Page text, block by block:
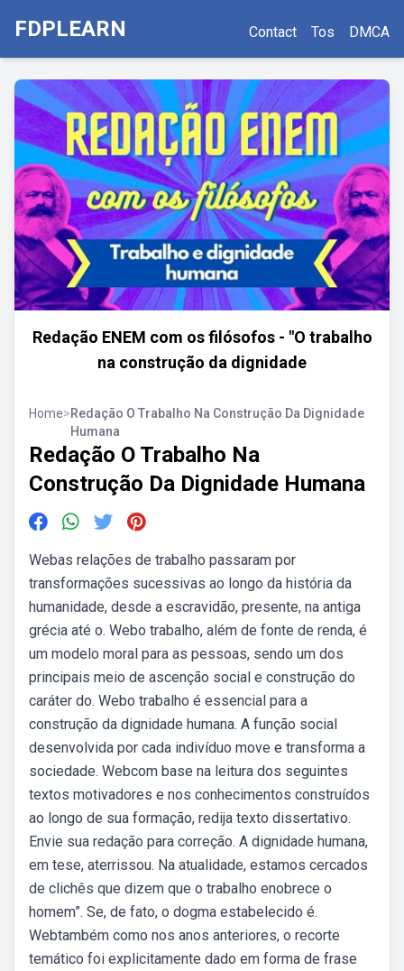
FDPLEARN Contact Tos DMCA
Redação ENEM com os filósofos - "O trabalho
na construção da dignidade
Home>Redação O Trabalho Na Construção Da Dignidade
Humana
Redação O Trabalho Na
Construção Da Dignidade Humana
Webas relações de trabalho passaram por
transformações sucessivas ao longo da história da
humanidade, desde a escravidão, presente, na antiga
grécia até o. Webo trabalho, além de fonte de renda, é
um modelo moral para as pessoas, sendo um dos
principais meio de ascenção social e construção do
caráter do. Webo trabalho é essencial para a
construção da dignidade humana. A função social
desenvolvida por cada indivíduo move e transforma a
sociedade. Webcom base na leitura dos seguintes
textos motivadores e nos conhecimentos construídos
ao longo de sua formação, redija texto dissertativo.
Envie sua redação para correção. A dignidade humana,
em tese, aterrissou. Na atualidade, estamos cercados
de clichês que dizem que o trabalho enobrece o
homem”. Se, de fato, o dogma estabelecido é.
Webtambém como nos anos anteriores, o recorte
temático foi explicitamente dado em forma de frase